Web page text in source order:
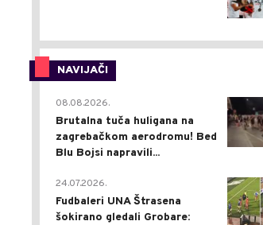
NAVIJAČI
08.08.2026.
Brutalna tuča huligana na
zagrebačkom aerodromu! Bed
Blu Bojsi napravili...
24.07.2026.
Fudbaleri UNA Štrasena
šokirano gledali Grobare: